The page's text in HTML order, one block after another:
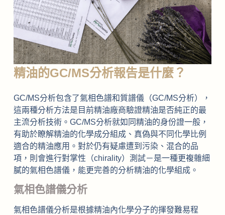
精油的GC/MS分析報告是什麼？
GC/MS分析包含了氣相色譜和質譜儀（GC/MS分析），
這兩種分析方法是目前精油廠商驗證精油是否純正的最
主流分析技術。GC/MS分析就如同精油的身份證一般，
有助於瞭解精油的化學成分組成、真偽與不同化學比例
適合的精油應用。對於仍有疑慮遭到污染、混合的品
項，則會進行對掌性（chirality）測試－是一種更複雜細
膩的氣相色譜儀，能更完善的分析精油的化學組成。
氣相色譜儀分析
氣相色譜儀分析是根據精油內化學分子的揮發難易程